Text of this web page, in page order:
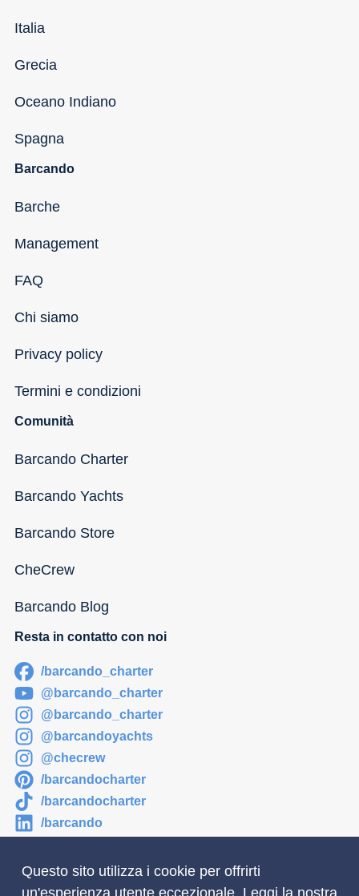
Italia
Grecia
Oceano Indiano
Spagna
Barcando
Barche
Management
FAQ
Chi siamo
Privacy policy
Termini e condizioni
Comunità
Barcando Charter
Barcando Yachts
Barcando Store
CheCrew
Barcando Blog
Resta in contatto con noi
/barcando_charter
@barcando_charter
@barcando_charter
@barcandoyachts
@checrew
/barcandocharter
/barcandocharter
/barcando
Questo sito utilizza i cookie per offrirti
un'esperienza utente eccezionale. Leggi la nostra